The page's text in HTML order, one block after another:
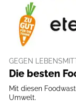
GEGEN
Die besten
Mit diesen
Umwelt.